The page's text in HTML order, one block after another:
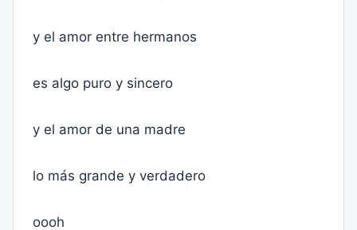
y el amor entre hermanos
es algo puro y sincero
y el amor de una madre
lo más grande y verdadero
oooh